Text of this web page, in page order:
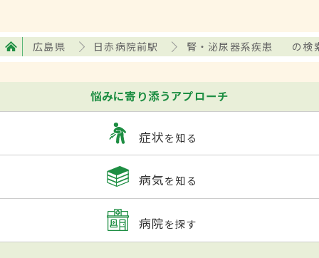
広島県 日赤病院前駅 腎・泌尿器系疾患 の検
悩みに寄り添うアプローチ
症状を知る
病気を知る
病院を探す